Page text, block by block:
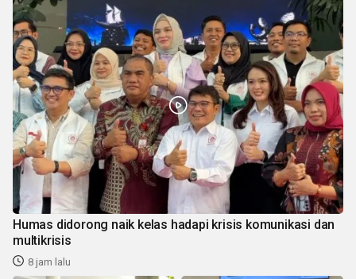
Humas didorong naik kelas hadapi krisis komunikasi dan
multikrisis
8 jam lalu